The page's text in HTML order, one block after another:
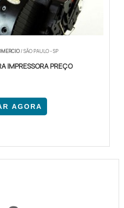
/ SÃO PAULO - SP
IMPRESSORA PREÇO
AGORA